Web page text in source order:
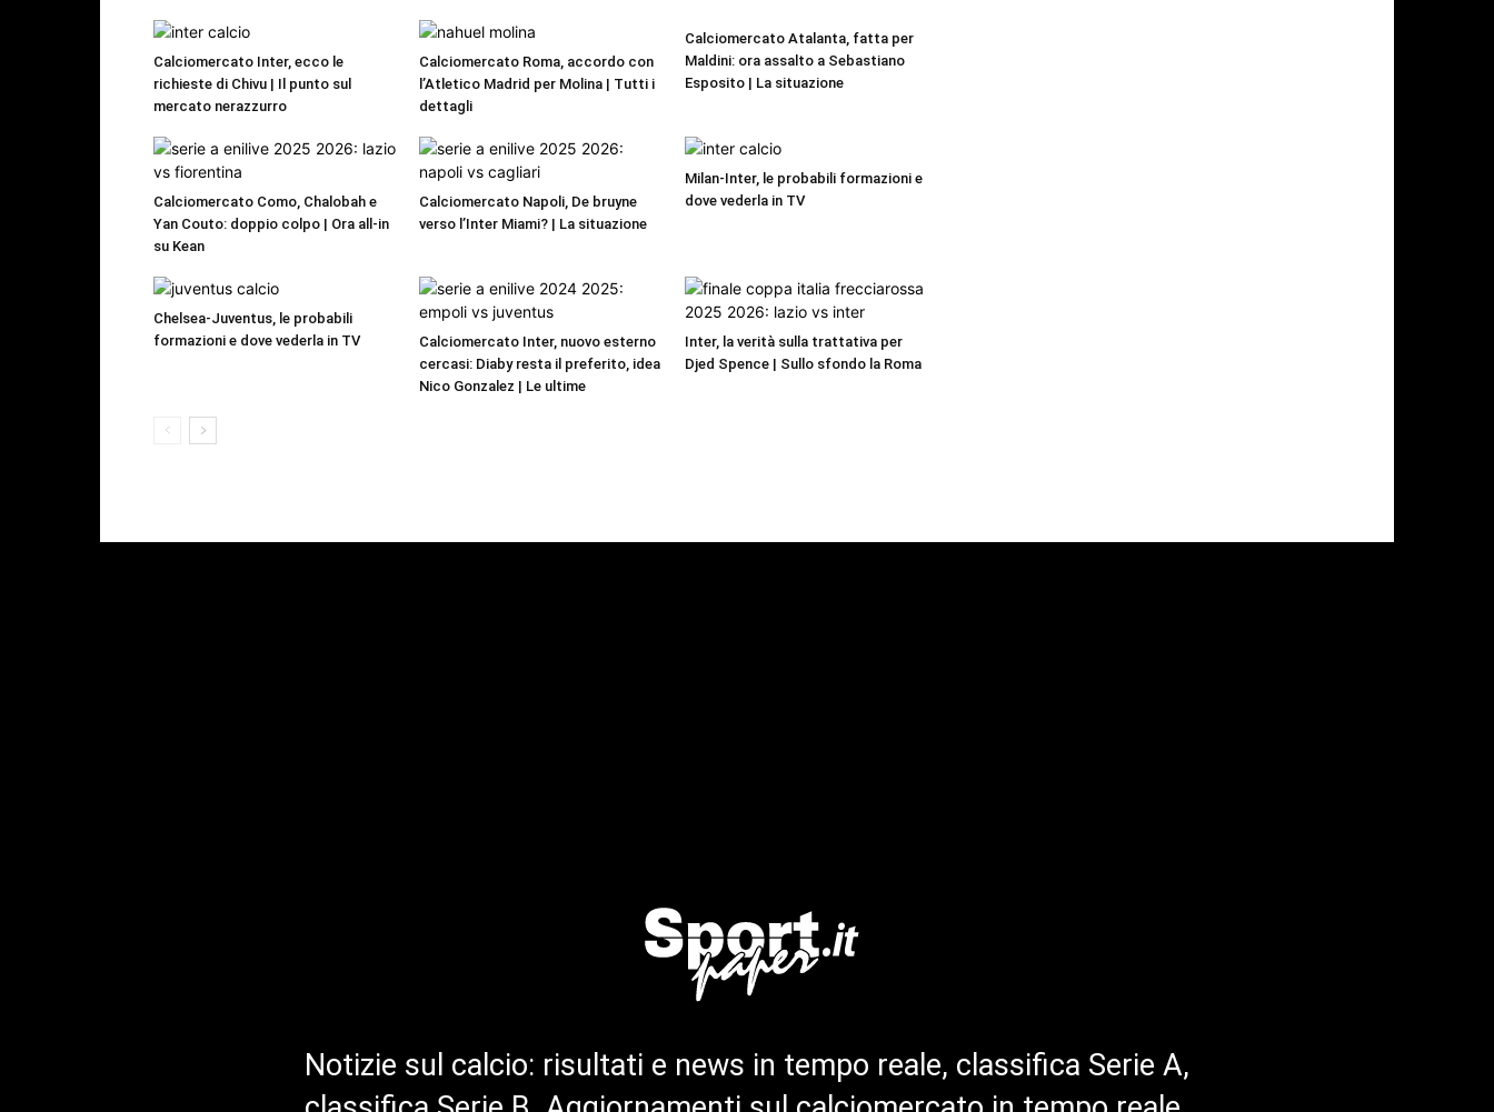
Calciomercato Inter, ecco le
richieste di Chivu | Il punto sul
mercato nerazzurro
Calciomercato Roma, accordo con
l’Atletico Madrid per Molina | Tutti i
dettagli
Calciomercato Atalanta, fatta per
Maldini: ora assalto a Sebastiano
Esposito | La situazione
Calciomercato Como, Chalobah e
Yan Couto: doppio colpo | Ora all-in
su Kean
Calciomercato Napoli, De bruyne
verso l’Inter Miami? | La situazione
Milan-Inter, le probabili formazioni e
dove vederla in TV
Chelsea-Juventus, le probabili
formazioni e dove vederla in TV
Calciomercato Inter, nuovo esterno
cercasi: Diaby resta il preferito, idea
Nico Gonzalez | Le ultime
Inter, la verità sulla trattativa per
Djed Spence | Sullo sfondo la Roma
Notizie sul calcio: risultati e news in tempo reale, classifica Serie A,